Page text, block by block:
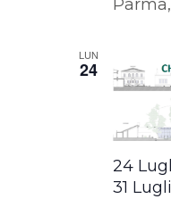
LUN
24
24
31